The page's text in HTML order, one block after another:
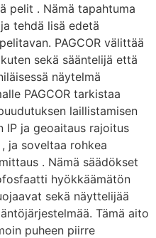
pelit . Nämä tapahtuma
tehdä lisä edetä
PAGCOR välittää
sekä sääntelijä että
näytelmä
PAGCOR tarkistaa
laillistamisen
IP ja geoaitaus rajoitus
ja soveltaa rohkea
. Nämä säädökset
hyökkäämätön
sekä näyttelijää
Tämä aito
puheen piirre